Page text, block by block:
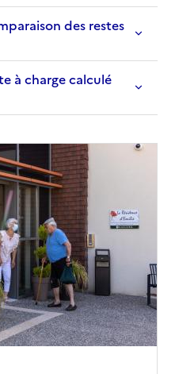
des restes
à charge calculé